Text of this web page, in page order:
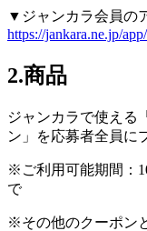
▼ジャンカラ会員の
https://jankara.ne.jp/app/
2.商品
ジャンカラで使える
ン」を応募者全員に
※ご利用可能期間：
で
※その他のクーポン